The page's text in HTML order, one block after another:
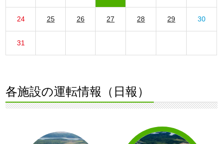
24 25 26 27 28 29 30
31
各施設の運転情報（日報）